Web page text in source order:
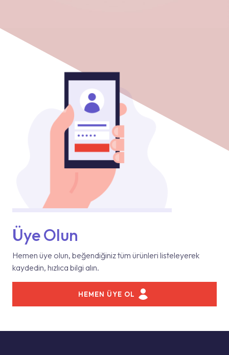
Üye Olun
Hemen üye olun, beğendiğiniz tüm ürünleri listeleyerek
kaydedin, hızlıca bilgi alın.
HEMEN ÜYE OL